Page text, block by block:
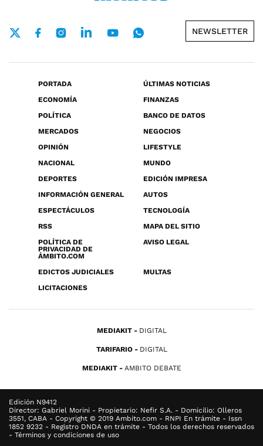
NEWSLETTER
PORTADA
ÚLTIMAS NOTICIAS
ECONOMÍA
FINANZAS
POLÍTICA
BANCO DE DATOS
MERCADOS
NEGOCIOS
OPINIÓN
LIFESTYLE
NACIONAL
MUNDO
DEPORTES
EDICIÓN IMPRESA
INFORMACIÓN GENERAL
AUTOS
ESPECTÁCULOS
TECNOLOGÍA
RSS
MAPA DEL SITIO
POLÍTICA DE
PRIVACIDAD DE
ÁMBITO.COM
AVISO LEGAL
EDICTOS JUDICIALES
MULTAS
LICITACIONES
MEDIAKIT DIGITAL
TARIFARIO DIGITAL
MEDIAKIT AMBITO DEBATE
Edición N9412
Director: Gabriel Morini - Propietario: Nefir S.A. - Domicilio: Olleros
3551, CABA - Copyright © 2019 Ambito.com - RNPI En trámite - Issn
1852 9232 - Registro DNDA en trámite - Todos los derechos reservados
- Términos y condiciones de uso